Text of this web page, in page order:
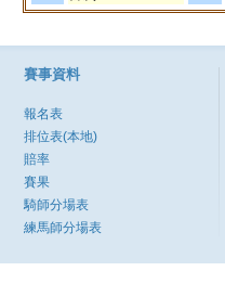
賽事資料
報名表
排位表(本地)
賠率
賽果
騎師分場表
練馬師分場表